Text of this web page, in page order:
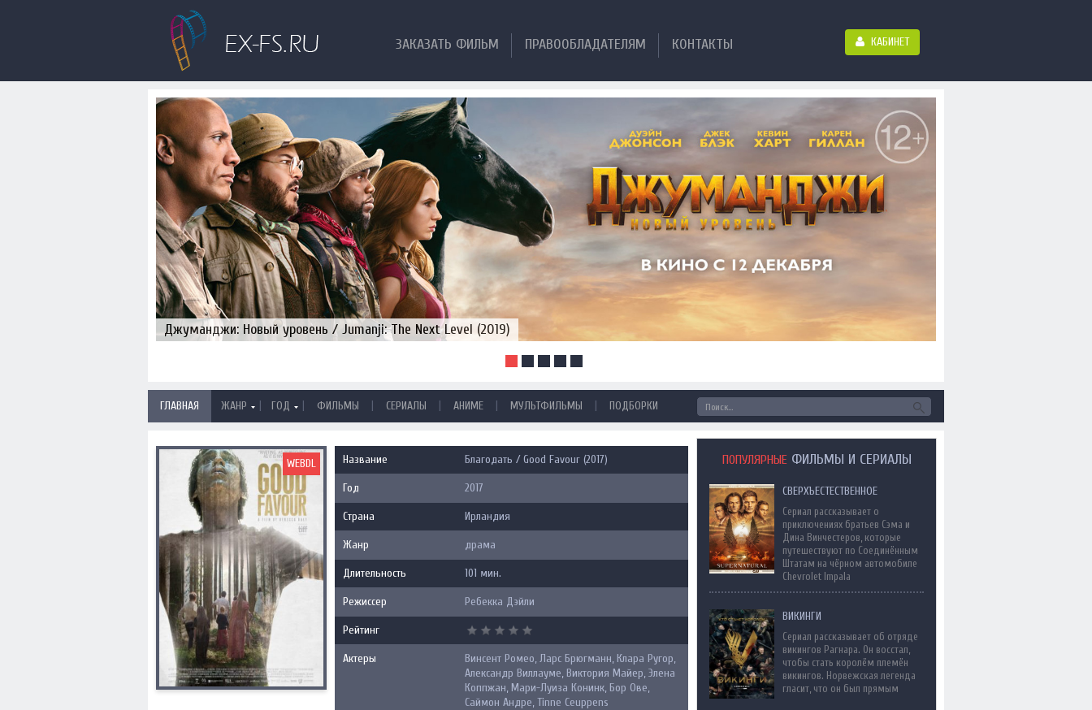
ЗАКАЗАТЬ ФИЛЬМ ПРАВООБЛАДАТЕЛЯМ КОНТАКТЫ КАБИНЕТ
Джуманджи: Новый уровень / Jumanji: The Next Level (2019)
ГЛАВНАЯ ЖАНР | ГОД | ФИЛЬМЫ | СЕРИАЛЫ | АНИМЕ | МУЛЬТФИЛЬМЫ | ПОДБОРКИ
WEBDL Название Благодать / Good Favour (2017)
Год 2017
Страна Ирландия
Жанр драма
Длительность 101 мин.
Режиссер Ребекка Дэйли
Рейтинг
Актеры
Винсент Ромео, Ларс Брюгманн, Клара Ругор,
Александр Виллауме, Виктория Майер, Элена
Коппжан, Мари-Луиза Конинк, Бор Ове,
Саймон Андре, Tinne Ceuppens
ПОПУЛЯРНЫЕ ФИЛЬМЫ И СЕРИАЛЫ
СВЕРХЪЕСТЕСТВЕННОЕ
Сериал рассказывает о
приключениях братьев Сэма и
Дина Винчестеров, которые
путешествуют по Соединённым
Штатам на чёрном автомобиле
Chevrolet Impala
ВИКИНГИ
Сериал рассказывает об отряде
викингов Рагнара. Он восстал,
чтобы стать королём племён
викингов. Норвежская легенда
гласит, что он был прямым